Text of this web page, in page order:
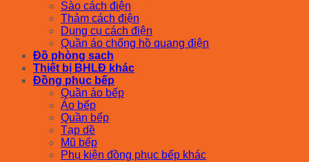
Sào cách điện
Thảm cách điện
Dụng cụ cách điện
Quần áo chống hồ quang điện
Đồ phòng sạch
Thiết bị BHLĐ khác
Đồng phục bếp
Quần áo bếp
Áo bếp
Quần bếp
Tạp dề
Mũ bếp
Phụ kiện đồng phục bếp khác